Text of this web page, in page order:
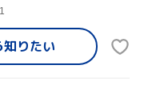
知りたい